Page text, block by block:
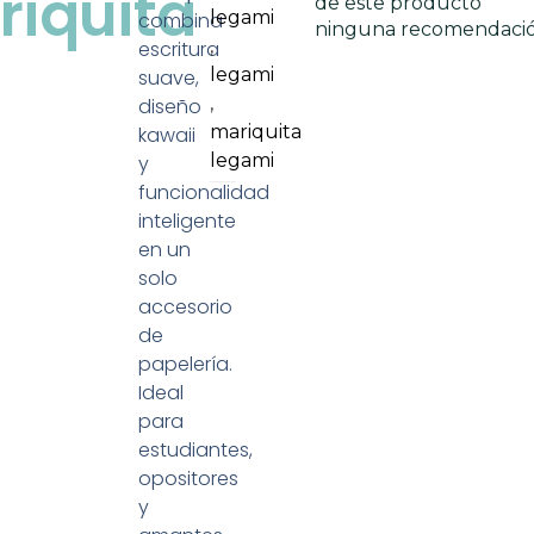
combina
escritura
suave,
diseño
kawaii
y
funcionalidad
inteligente
en un
solo
accesorio
de
papelería.
Ideal
para
estudiantes,
opositores
y
legami
,
legami
,
mariquita
legami
ninguna